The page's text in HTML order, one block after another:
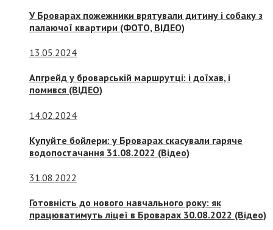
У Броварах пожежники врятували дитину і собаку з
палаючої квартири (ФОТО, ВІДЕО)
13.05.2024
Апгрейд у броварській маршрутці: і доїхав, і
помився (ВІДЕО)
14.02.2024
Купуйте бойлери: у Броварах скасували гаряче
водопостачання 31.08.2022 (Відео)
31.08.2022
Готовність до нового навчального року: як
працюватимуть ліцеї в Броварах 30.08.2022 (Відео)